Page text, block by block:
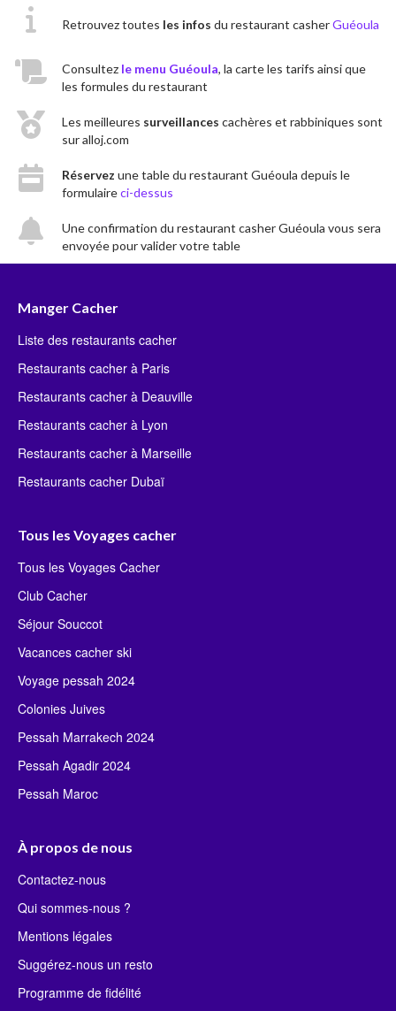
Retrouvez toutes les infos du restaurant casherGuéoula
Consultez le menu Guéoula, la carte les tarifs ainsi que
les formules du restaurant
Les meilleures surveillances cachères et rabbiniques sont
sur alloj.com
Réservez une table du restaurant Guéoula depuis le
formulaireci-dessus
Une confirmation du restaurant casher Guéoula vous sera
envoyée pour valider votre table
Manger Cacher
Liste des restaurants cacher
Restaurants cacher à Paris
Restaurants cacher à Deauville
Restaurants cacher à Lyon
Restaurants cacher à Marseille
Restaurants cacher Dubaï
Tous les Voyages cacher
Tous les Voyages Cacher
Club Cacher
Séjour Souccot
Vacances cacher ski
Voyage pessah 2024
Colonies Juives
Pessah Marrakech 2024
Pessah Agadir 2024
Pessah Maroc
À propos de nous
Contactez-nous
Qui sommes-nous ?
Mentions légales
Suggérez-nous un resto
Programme de fidélité